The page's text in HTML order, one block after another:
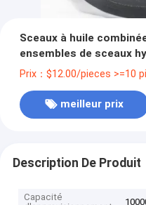
Sceaux à huile
ensembles de sceaux
V/sets à anneaux en V
Prix：$12.00/pieces >=10
meilleur prix
Description De Produit
Capacité